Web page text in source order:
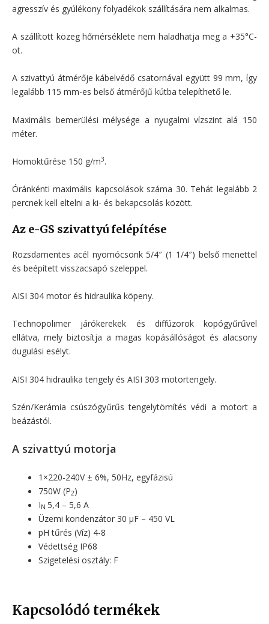
agresszív és gyúlékony folyadékok szállítására nem alkalmas.
A szállított közeg hőmérséklete nem haladhatja meg a +35°C-
ot.
A szivattyú átmérője kábelvédő csatornával együtt 99 mm, így
legalább 115 mm-es belső átmérőjű kútba telepíthető le.
Maximális bemerülési mélysége a nyugalmi vízszint alá 150
méter.
Homoktűrése 150 g/m3.
Óránkénti maximális kapcsolások száma 30. Tehát legalább 2
percnek kell eltelni a ki- és bekapcsolás között.
Az e-GS szivattyú felépítése
Rozsdamentes acél nyomócsonk 5/4″ (1 1/4″) belső menettel
és beépített visszacsapó szeleppel.
AISI 304 motor és hidraulika köpeny.
Technopolimer járókerekek és diffúzorok kopógyűrűvel
ellátva, mely biztosítja a magas kopásállóságot és alacsony
dugulási esélyt.
AISI 304 hidraulika tengely és AISI 303 motortengely.
Szén/Kerámia csúszógyűrűs tengelytömítés védi a motort a
beázástól.
A szivattyú motorja
1×220-240V ± 6%, 50Hz, egyfázisú
750W (P2)
IN 5,4 – 5,6 A
Üzemi kondenzátor 30 μF – 450 VL
pH tűrés (Víz) 4-8
Védettség IP68
Szigetelési osztály: F
Kapcsolódó termékek